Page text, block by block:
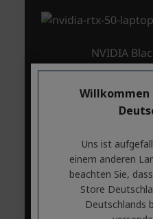
Willkommen
Uns ist
einem anderen
beachten Sie,
Store
Deutschlands